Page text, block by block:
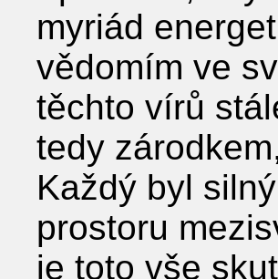
myriád
vědomím ve
těchto vírů
tedy
Každý byl
prostoru
je toto vše